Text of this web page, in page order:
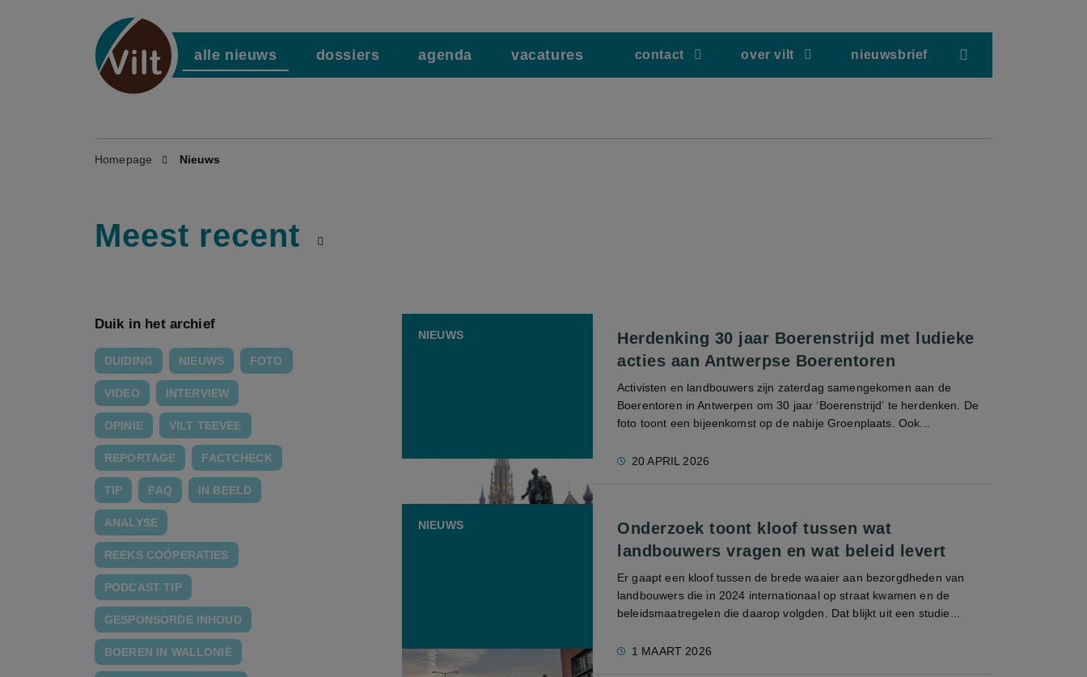
alle nieuws dossiers agenda vacatures contact over vilt nieuwsbrief
Homepage Nieuws
Meest recent
Duik in het archief
DUIDING NIEUWS FOTO
VIDEO INTERVIEW
OPINIE VILT TEEVEE
REPORTAGE FACTCHECK
TIP FAQ IN BEELD
ANALYSE
REEKS COÖPERATIES
PODCAST TIP
GESPONSORDE INHOUD
BOEREN IN WALLONIË
Herdenking 30 jaar Boerenstrijd met ludieke
acties aan Antwerpse Boerentoren
Activisten en landbouwers zijn zaterdag samengekomen aan de
Boerentoren in Antwerpen om 30 jaar ‘Boerenstrijd’ te herdenken. De
foto toont een bijeenkomst op de nabije Groenplaats. Ook...
20 APRIL 2026
NIEUWS
Onderzoek toont kloof tussen wat
landbouwers vragen en wat beleid levert
Er gaapt een kloof tussen de brede waaier aan bezorgdheden van
landbouwers die in 2024 internationaal op straat kwamen en de
beleidsmaatregelen die daarop volgden. Dat blijkt uit een studie...
1 MAART 2026
NIEUWS